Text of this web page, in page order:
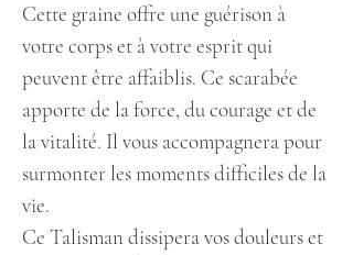
Cette graine offre une guérison à
votre corps et à votre esprit qui
peuvent être affaiblis. Ce scarabée
apporte de la force, du courage et de
la vitalité. Il vous accompagnera pour
surmonter les moments difficiles de la
vie.
Ce Talisman dissipera vos douleurs et